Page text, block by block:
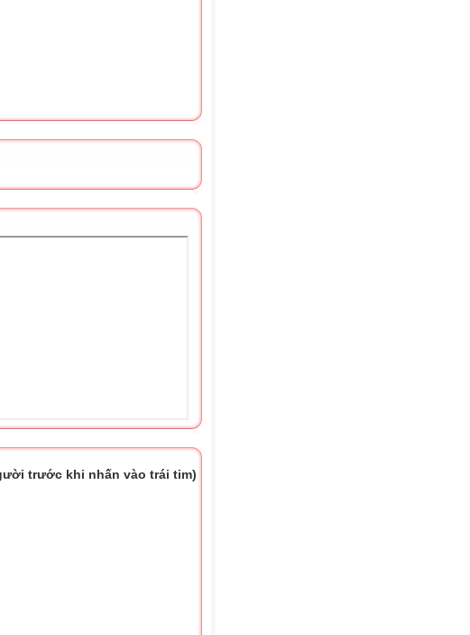
trước khi nhấn vào trái tim)